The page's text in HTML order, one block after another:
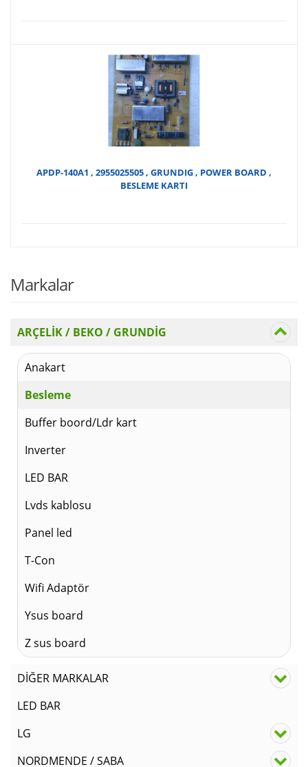
APDP-140A1 , 2955025505 , GRUNDIG , POWER BOARD ,
BESLEME KARTI
Markalar
ARÇELİK / BEKO / GRUNDİG
Anakart
Besleme
Buffer boord/Ldr kart
Inverter
LED BAR
Lvds kablosu
Panel led
T-Con
Wifi Adaptör
Ysus board
Z sus board
DİĞER MARKALAR
LED BAR
LG
NORDMENDE / SABA